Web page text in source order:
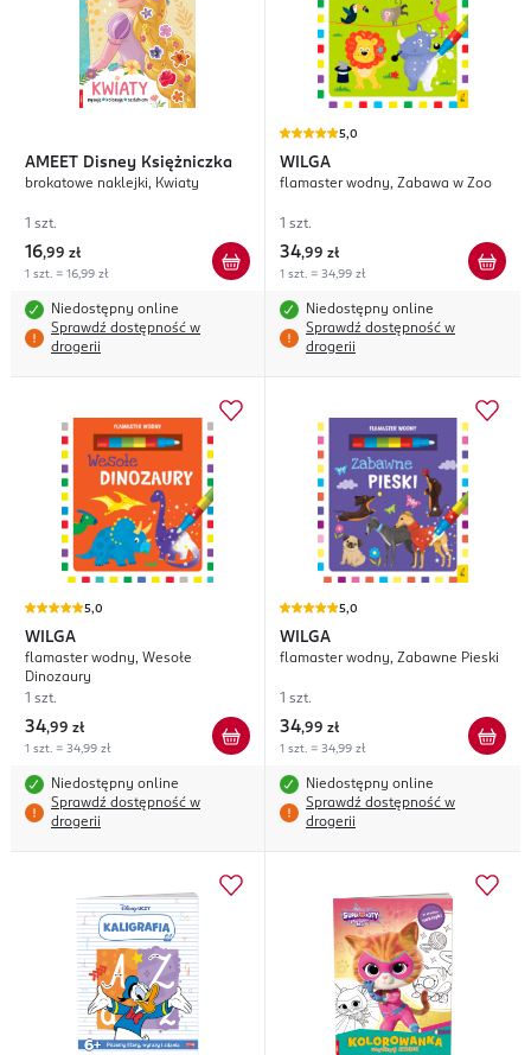
AMEET Disney Księżniczka
brokatowe naklejki, Kwiaty
1 szt.
16,99 zł
1 szt. = 16,99 zł
Niedostępny online
Sprawdź dostępność w
drogerii
5,0
WILGA
flamaster wodny, Zabawa w Zoo
1 szt.
34,99 zł
1 szt. = 34,99 zł
Niedostępny online
Sprawdź dostępność w
drogerii
5,0
WILGA
flamaster wodny, Wesołe
Dinozaury
1 szt.
34,99 zł
1 szt. = 34,99 zł
Niedostępny online
Sprawdź dostępność w
drogerii
5,0
WILGA
flamaster wodny, Zabawne Pieski
1 szt.
34,99 zł
1 szt. = 34,99 zł
Niedostępny online
Sprawdź dostępność w
drogerii